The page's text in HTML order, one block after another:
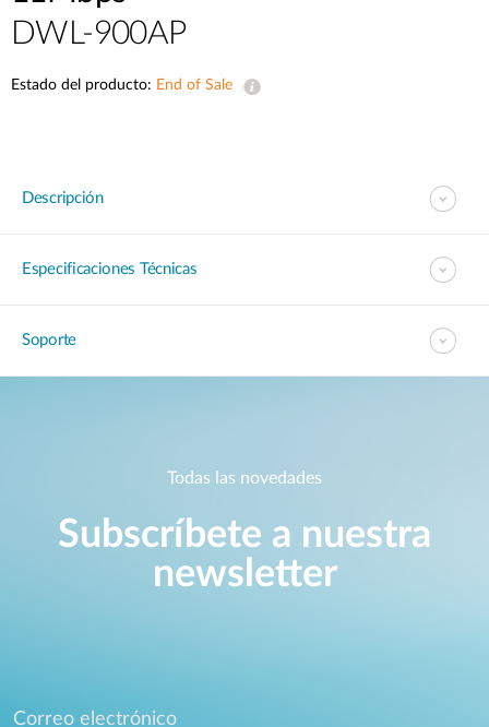
DWL-900AP
Estado del producto: End of Sale
Descripción
Especificaciones Técnicas
Soporte
Todas las novedades
Subscríbete a nuestra
newsletter